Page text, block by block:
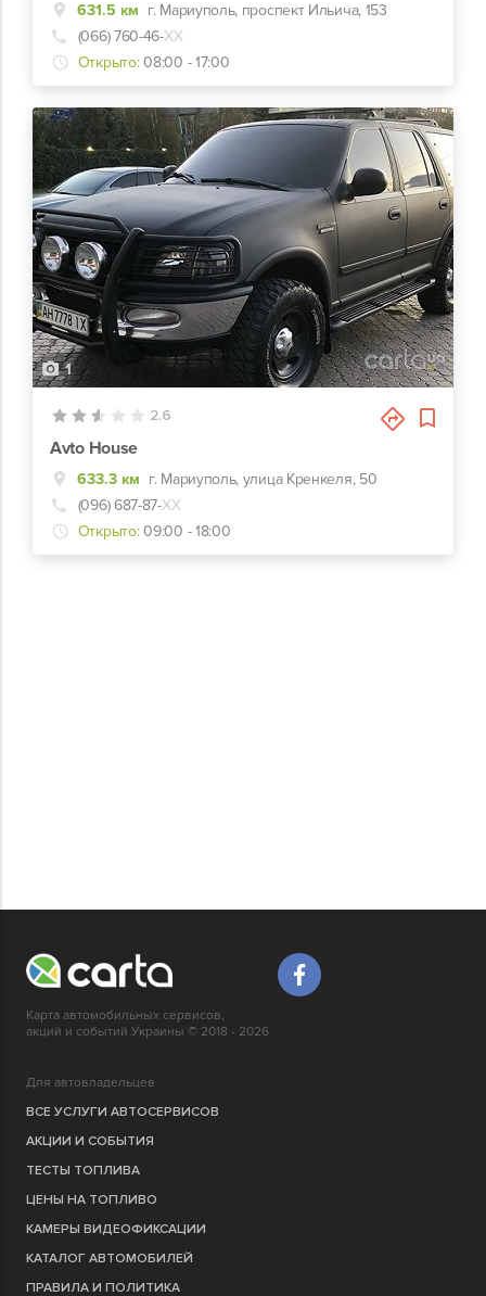
631.5 км г. Мариуполь, проспект Ильича, 153
(066) 760-46-ХХ
Открыто: 08:00 - 17:00
1
2.6
Avto House
633.3 км г. Мариуполь, улица Кренкеля, 50
(096) 687-87-ХХ
Открыто: 09:00 - 18:00
Карта автомобильных сервисов,
акций и событий Украины © 2018 - 2026
Для автовладельцев
ВСЕ УСЛУГИ АВТОСЕРВИСОВ
АКЦИИ И СОБЫТИЯ
ТЕСТЫ ТОПЛИВА
ЦЕНЫ НА ТОПЛИВО
КАМЕРЫ ВИДЕОФИКСАЦИИ
КАТАЛОГ АВТОМОБИЛЕЙ
ПРАВИЛА И ПОЛИТИКА